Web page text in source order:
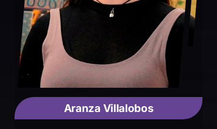
Aranza Villalobos